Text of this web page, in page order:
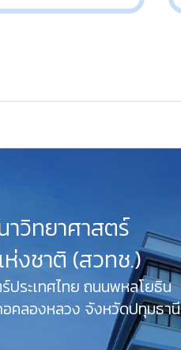
วิทยาศาสตร์
ห่งชาติ (สวทช.)
ประเทศไทย ถนนพหลโยธิน
คลองหลวง จังหวัดปทุมธานี